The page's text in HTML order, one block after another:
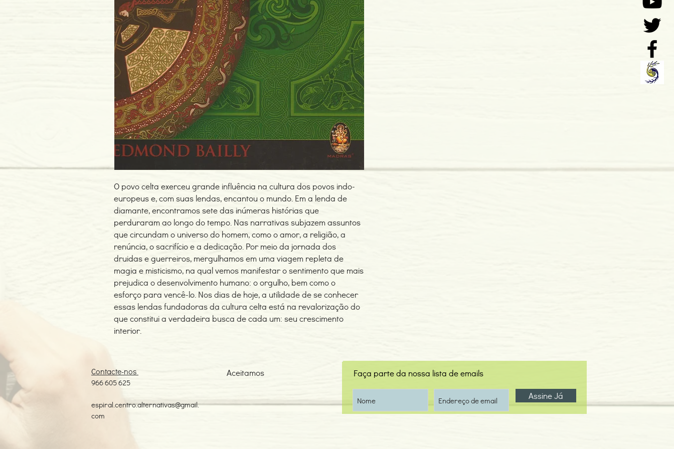
O povo celta exerceu grande influência na cultura dos povos indo-
europeus e, com suas lendas, encantou o mundo. Em a lenda de
diamante, encontramos sete das inúmeras histórias que
perduraram ao longo do tempo. Nas narrativas subjazem assuntos
que circundam o universo do homem, como o amor, a religião, a
renúncia, o sacrifício e a dedicação. Por meio da jornada dos
druidas e guerreiros, mergulhamos em uma viagem repleta de
magia e misticismo, na qual vemos manifestar o sentimento que mais
prejudica o desenvolvimento humano: o orgulho, bem como o
esforço para vencê-lo. Nos dias de hoje, a utilidade de se conhecer
essas lendas fundadoras da cultura celta está na revalorização do
que constitui a verdadeira busca de cada um: seu crescimento
interior.
Contacte-nos
966 605 625
espiral.centro.alternativas@gmail.
com
Aceitamos
Faça parte da nossa lista de emails
Assine Já